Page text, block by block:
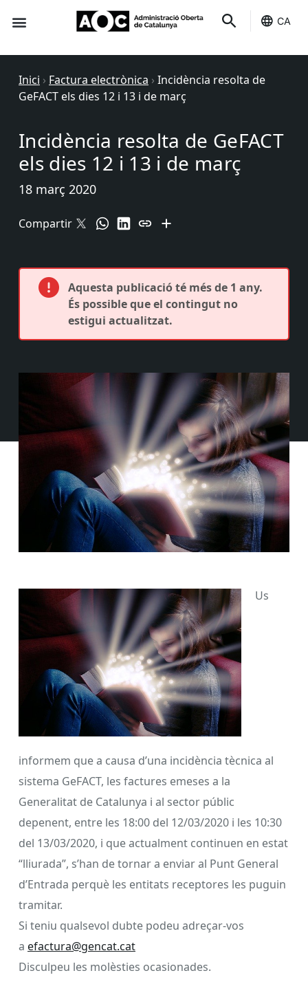
CA
Inici › Factura electrònica › Incidència resolta de
GeFACT els dies 12 i 13 i de març
Incidència resolta de GeFACT
els dies 12 i 13 i de març
18 març 2020
Compartir
Aquesta publicació té més de 1 any.
És possible que el contingut no
estigui actualitzat.
Us
informem que a causa d’una incidència tècnica al
sistema GeFACT, les factures emeses a la
Generalitat de Catalunya i al sector públic
depenent, entre les 18:00 del 12/03/2020 i les 10:30
del 13/03/2020, i que actualment continuen en estat
“lliurada”, s’han de tornar a enviar al Punt General
d’Entrada perquè les entitats receptores les puguin
tramitar.
Si teniu qualsevol dubte podeu adreçar-vos
a efactura@gencat.cat
Disculpeu les molèsties ocasionades.